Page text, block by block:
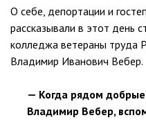
О себе, депортации и
рассказывали в этот день
колледжа ветераны труда
Владимир Иванович Вебер.
— Когда рядом
Владимир Вебер,